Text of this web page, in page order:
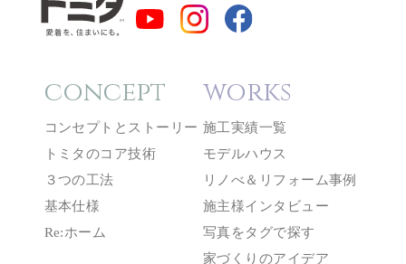
concept
コンセプトとストーリー
トミタのコア技術
３つの工法
基本仕様
Re:ホーム
works
施工実績一覧
モデルハウス
リノべ＆リフォーム事例
施主様インタビュー
写真をタグで探す
家づくりのアイデア